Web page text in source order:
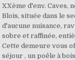
XXème d'env. Caves,
Blois, située dans le
d'aucune nuisance,
sobre et raffinée,
Cette demeure vous
séjour , un poêle à